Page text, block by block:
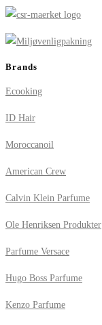
Brands
Ecooking
ID Hair
Moroccanoil
American Crew
Calvin Klein Parfume
Ole Henriksen Produkter
Parfume Versace
Hugo Boss Parfume
Kenzo Parfume